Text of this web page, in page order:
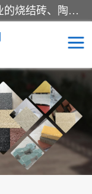
集科研、开发、生产于一体，是专业的烧结砖、陶土砖厂家，主要产品有PC砖、真空烧结砖、透水彩砖、陶土烧结砖、仿古青砖、植草砖等系列产品。